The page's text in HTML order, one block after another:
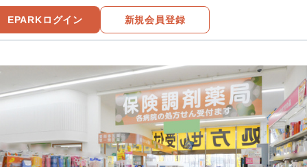
EPARKログイン 新規会員登録